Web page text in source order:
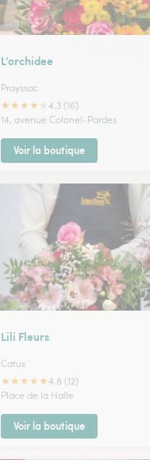
L’orchidee
Prayssac
★★★★
4.3 (16)
14, avenue Colonel-Pardes
Voir la boutique
Lili Fleurs
Catus
★★★★★4.8 (12)
Place de la Halle
Voir la boutique